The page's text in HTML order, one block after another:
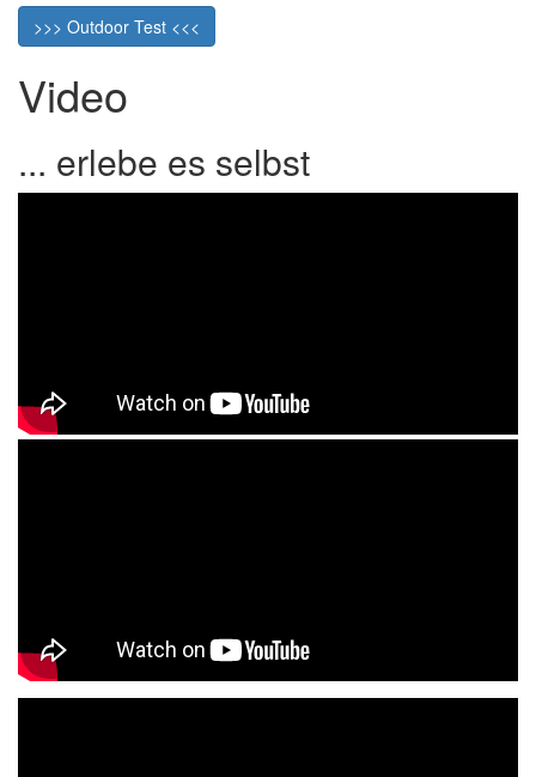
>>> Outdoor Test <<<
Video
... erlebe es selbst